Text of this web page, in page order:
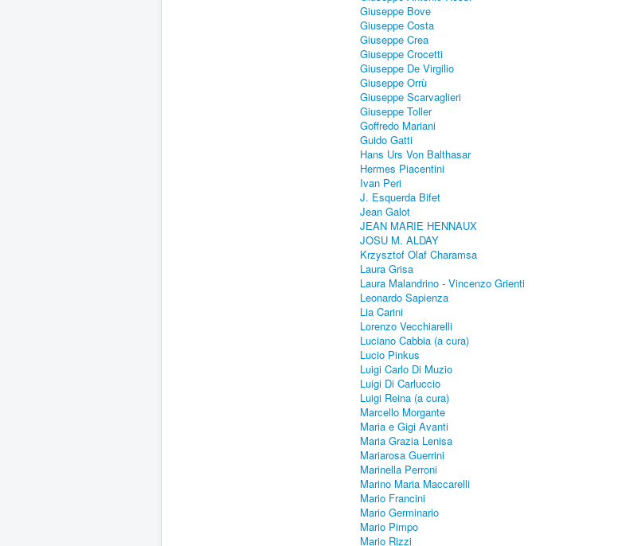
Giuseppe Bove
Giuseppe Costa
Giuseppe Crea
Giuseppe Crocetti
Giuseppe De Virgilio
Giuseppe Orrù
Giuseppe Scarvaglieri
Giuseppe Toller
Goffredo Mariani
Guido Gatti
Hans Urs Von Balthasar
Hermes Piacentini
Ivan Peri
J. Esquerda Bifet
Jean Galot
JEAN MARIE HENNAUX
JOSU M. ALDAY
Krzysztof Olaf Charamsa
Laura Grisa
Laura Malandrino - Vincenzo Grienti
Leonardo Sapienza
Lia Carini
Lorenzo Vecchiarelli
Luciano Cabbia (a cura)
Lucio Pinkus
Luigi Carlo Di Muzio
Luigi Di Carluccio
Luigi Reina (a cura)
Marcello Morgante
Maria e Gigi Avanti
Maria Grazia Lenisa
Mariarosa Guerrini
Marinella Perroni
Marino Maria Maccarelli
Mario Francini
Mario Germinario
Mario Pimpo
Mario Rizzi